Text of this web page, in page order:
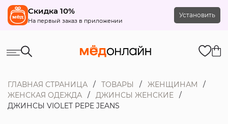
Скидка 10%
На первый заказ в приложении
Установить
ГЛАВНАЯ СТРАНИЦА ТОВАРЫ
ЖЕНЩИНАМ
ЖЕНСКАЯ ОДЕЖДА
ДЖИНСЫ ЖЕНСКИЕ
ДЖИНСЫ VIOLET PEPE JEANS